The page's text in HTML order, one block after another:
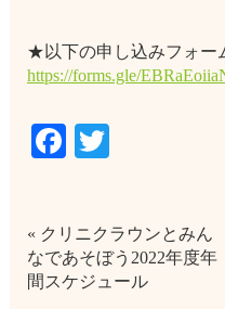
★以下の申し込みフォー
https://forms.gle/
Facebook
Twitter
« クリニクラウンとみん
なであそぼう2022年度年
間スケジュール